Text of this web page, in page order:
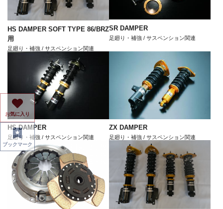
HS DAMPER SOFT TYPE 86/BRZ
用
足廻り・補強 / サスペンション関連
SR DAMPER
足廻り・補強 / サスペンション関連
HS DAMPER
足廻り・補強 / サスペンション関連
ZX DAMPER
足廻り・補強 / サスペンション関連
お気に入り
ブックマーク